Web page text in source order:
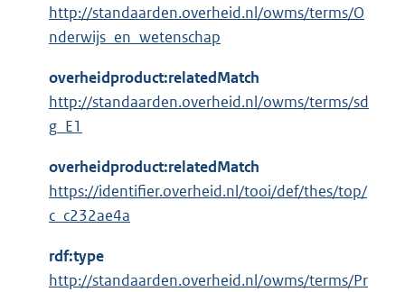
http://standaarden.overheid.nl/owms/terms/O
nderwijs_en_wetenschap
overheidproduct:relatedMatch
http://standaarden.overheid.nl/owms/terms/sd
g_E1
overheidproduct:relatedMatch
https://identifier.overheid.nl/tooi/def/thes/top/
c_c232ae4a
rdf:type
http://standaarden.overheid.nl/owms/terms/Pr